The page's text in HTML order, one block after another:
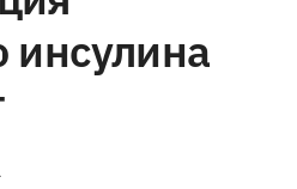
инсулина